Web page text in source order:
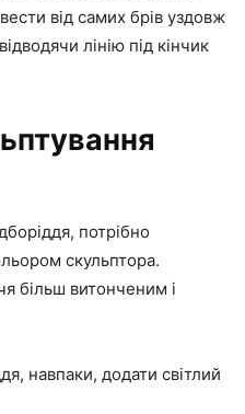
від самих брів уздовж
лінію під кінчик
потрібно
скульптора.
більш витонченим і
навпаки, додати світлий